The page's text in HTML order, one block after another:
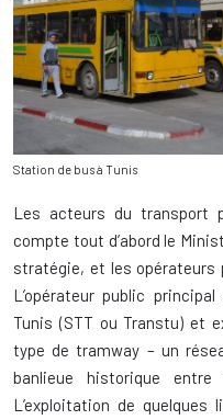
Station de bus à Tunis
Les acteurs du transport
compte tout d’abord le
stratégie, et les opérateurs
L’opérateur public
Tunis (STT ou Transtu) et
type de tramway – un
banlieue historique
L’exploitation de